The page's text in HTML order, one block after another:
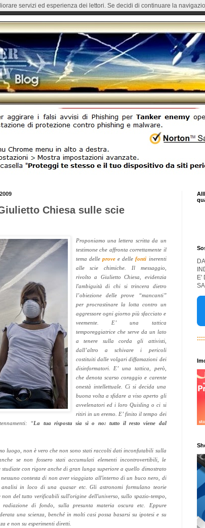
Chiesa sulle scie
Proponiamo una lettera scritta da un
testimone che affronta correttamente il
tema delleprove e delle fonti inerenti
alle scie chimiche. Il messaggio,
rivolto a Giulietto Chiesa, evidenzia
l'ambiguità di chi si trincera dietro
l’obiezione delle prove “mancanti”
per procrastinare la lotta contro un
aggressore ogni giorno più sfacciato e
veemente. E’ una tattica
temporeggiatrice che serve da un lato
a tenere sulla corda gli attivisti,
dall’altro a schivare i pericoli
costituiti dalle volgari diffamazioni dei
disinformatori. E’ una tattica, però,
che denota scarso coraggio e carente
onestà intellettuale. Ci si decida una
buona volta a sfidare a viso aperto gli
avvelenatori ed i loro Quisling o ci si
ritiri in un eremo. E’ finito il tempo dei
“La tua risposta sia sì o no: tutto il resto viene dal
luogo, non è vero che non sono stati raccolti dati inconfutabili sulla
se non fossero stati accumulati elementi incontrovertibili, le
studiate con rigore anche di gran lunga superiore a quello dimostrato
contesta di non aver viaggiato all'interno di un buco nero, di
analisi in loco di una quasar etc. Gli astronomi formulano teorie
non del tutto verificabili sull'origine dell'universo, sullo spazio-tempo,
di fondo, sulla presunta materia oscura etc. Eppure
una scienza, benché in molti casi possa basarsi su ipotesi e su
e non su esperimenti diretti.
E'
servizi ed esperienza dei lettori. Se decidi di continuare la